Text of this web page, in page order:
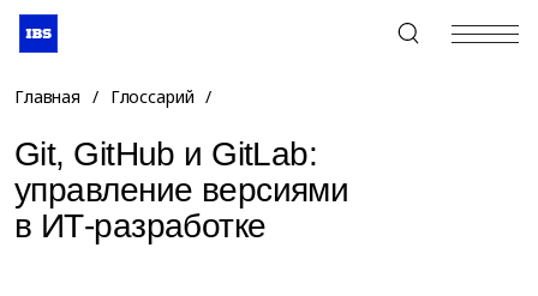
+7 (495) 967-80-80
Главная / Глоссарий /
Git, GitHub и GitLab:
управление версиями
в ИТ-разработке